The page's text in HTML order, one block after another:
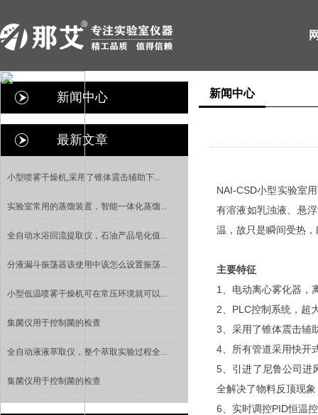
新闻中心
最新文章
小型喷雾干燥机,采用了锥体震击辅助下...
实验室常用的蒸馏装置，智能一体化蒸馏...
全自动水浴回流提取仪，石油产品皂化值...
分液漏斗振荡器该使用中该怎么设置振荡...
小型低温喷雾干燥机可在常压环境就可以...
集菌仪用于控制菌的检查
全自动液液萃取仪，整个萃取实验过程全...
集菌仪用于控制菌的检查
新闻中心
NAI-CSD小型实验室
有溶液如乳浊液、悬
温，故只是瞬间受热
主要特征
1、电动离心雾化器，
2、PLC控制系统，超
3、采用了锥体震击辅
4、所有管道采用快开
5、引进了尼鲁公司进
全解决了物料反顶现象
6、实时调控PID恒温